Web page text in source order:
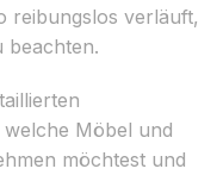
reibungslos verläuft,
beachten.
Möbel und
möchtest und